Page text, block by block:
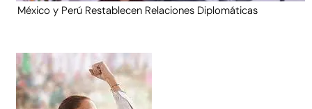
México y Perú Restablecen Relaciones Diplomáticas